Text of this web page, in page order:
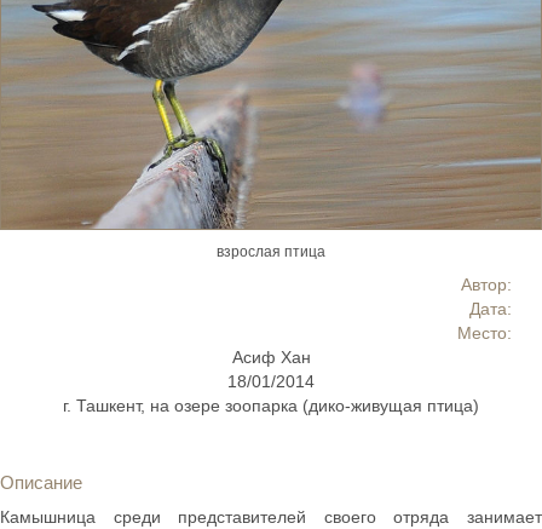
Автор:
Дата:
Место:
Асиф Хан
18/01/2014
г. Ташкент, на озере зоопарка (дико-живущая птица)
взрослая птица
Описание
Камышница среди представителей своего отряда занимает